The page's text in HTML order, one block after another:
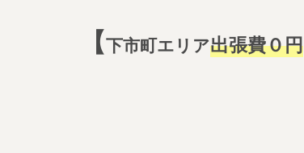
【下市町エリア出張費０円